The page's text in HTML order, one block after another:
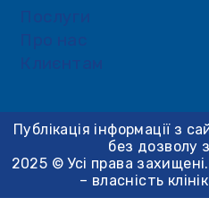
Послуги
Про нас
Клиєнтам
Публікація інформації з
без дозволу
2025 © Усі права
– власність